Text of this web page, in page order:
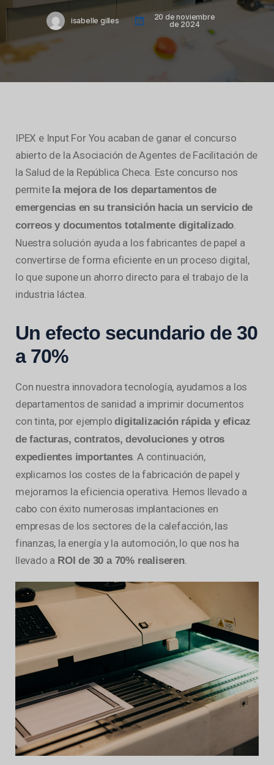
isabelle gilles
20 de noviembre
de 2024
IPEX e Input For You acaban de ganar el concurso
abierto de la Asociación de Agentes de Facilitación de
la Salud de la República Checa. Este concurso nos
permite la mejora de los departamentos de
emergencias en su transición hacia un servicio de
correos y documentos totalmente digitalizado
Nuestra solución ayuda a los fabricantes de papel a
convertirse de forma eficiente en un proceso digital,
lo que supone un ahorro directo para el trabajo de la
industria láctea.
Un efecto secundario de 30
a 70%
Con nuestra innovadora tecnología, ayudamos a los
departamentos de sanidad a imprimir documentos
con tinta, por ejemplodigitalización rápida y eficaz
de facturas, contratos, devoluciones y otros
expedientes importantes. A continuación,
explicamos los costes de la fabricación de papel y
mejoramos la eficiencia operativa. Hemos llevado a
cabo con éxito numerosas implantaciones en
empresas de los sectores de la calefacción, las
finanzas, la energía y la automoción, lo que nos ha
llevado a ROI de 30 a 70% realiseren.